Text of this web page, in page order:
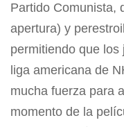
Partido Comunista,
apertura) y
permitiendo que
liga americana de
mucha fuerza para
momento de la